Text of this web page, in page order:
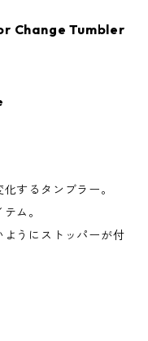
Change Tumbler
するタンブラー。
ム。
うにストッパーが付